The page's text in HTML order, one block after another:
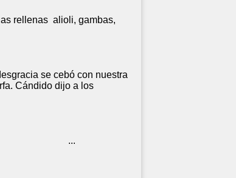
rellenas alioli, gambas,
se cebó con nuestra
Cándido dijo a los
popular. ...